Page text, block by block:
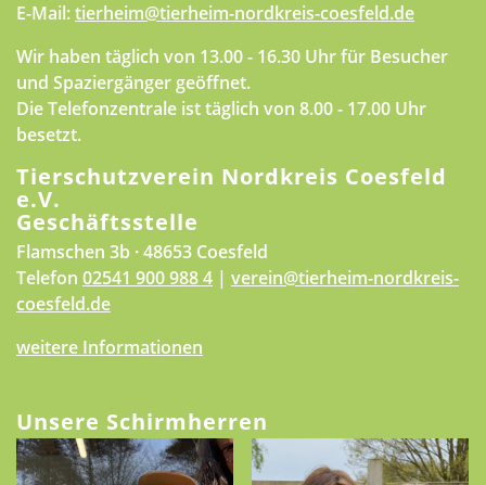
E-Mail:tierheim@tierheim-nordkreis-coesfeld.de
Wir haben täglich von 13.00 - 16.30 Uhr für Besucher
und Spaziergänger geöffnet.
Die Telefonzentrale ist täglich von 8.00 - 17.00 Uhr
besetzt.
Tierschutzverein Nordkreis Coesfeld
e.V.
Geschäftsstelle
Flamschen 3b · 48653 Coesfeld
Telefon 02541 900 988 4 | verein@tierheim-nordkreis-
coesfeld.de
weitere Informationen
Unsere Schirmherren